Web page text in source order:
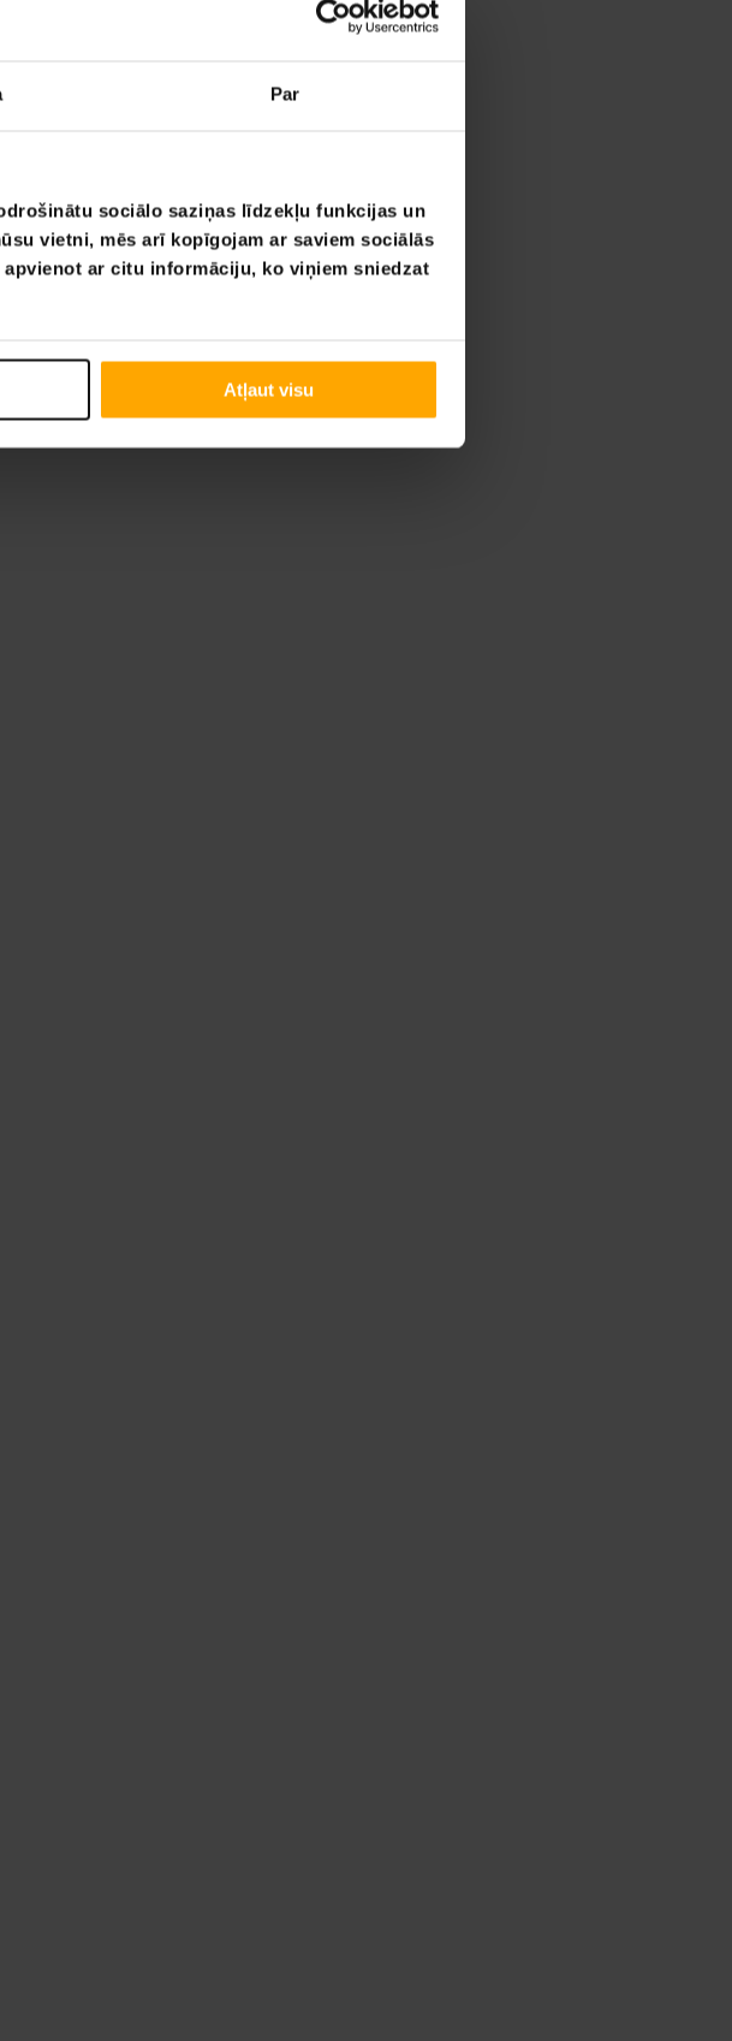
Par
sociālo saziņas līdzekļu funkcijas un
vietni, mēs arī kopīgojam ar saviem sociālās
ar citu informāciju, ko viņiem sniedzat
Atļaut visu